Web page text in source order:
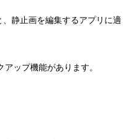
静止画を編集するアプリに適
ップ機能があります。